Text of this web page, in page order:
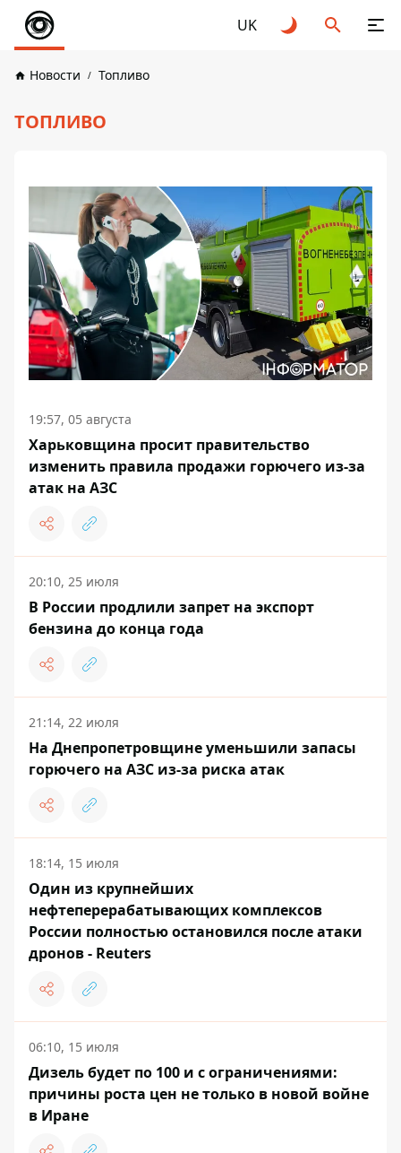
UK
Новости Топливо
ТОПЛИВО
19:57, 05 августа
Харьковщина просит правительство
изменить правила продажи горючего из-за
атак на АЗС
20:10, 25 июля
В России продлили запрет на экспорт
бензина до конца года
21:14, 22 июля
На Днепропетровщине уменьшили запасы
горючего на АЗС из-за риска атак
18:14, 15 июля
Один из крупнейших
нефтеперерабатывающих комплексов
России полностью остановился после атаки
дронов - Reuters
06:10, 15 июля
Дизель будет по 100 и с ограничениями:
причины роста цен не только в новой войне
в Иране